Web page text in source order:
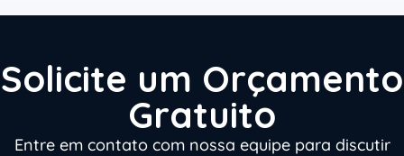
Solicite um Orçamento
Gratuito
Entre em contato com nossa equipe para discutir